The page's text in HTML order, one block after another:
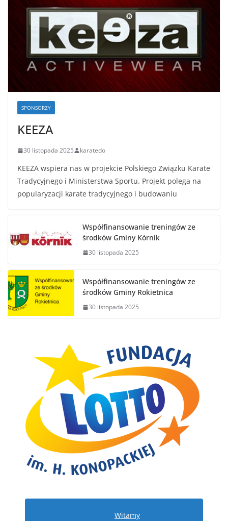
SPONSORZY
KEEZA
30 listopada 2025 karatedo
KEEZA wspiera nas w projekcie Polskiego Związku Karate
Tradycyjnego i Ministerstwa Sportu. Projekt polega na
popularyzacji karate tradycyjnego i budowaniu
Współfinansowanie treningów ze
środków Gminy Kórnik
30 listopada 2025
Współfinansowanie treningów ze
środków Gminy Rokietnica
30 listopada 2025
Witamy